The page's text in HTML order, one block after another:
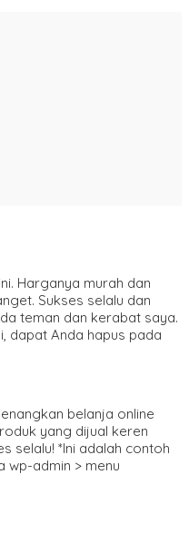
Harganya murah dan
Sukses selalu dan
teman dan kerabat saya.
dapat Anda hapus pada
belanja online
yang dijual keren
selalu! *Ini adalah contoh
wp-admin > menu